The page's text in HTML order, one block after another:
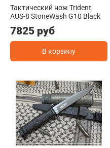
Тактический нож Trident
AUS-8 StoneWash G10 Black
7825 руб
В корзину